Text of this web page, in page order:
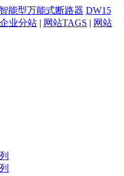
智能型万能式断路器 DW15
企业分站 | 网站TAGS | 网站